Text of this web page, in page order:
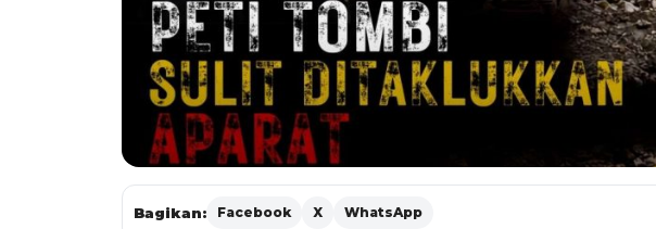
Bagikan: Facebook X WhatsApp